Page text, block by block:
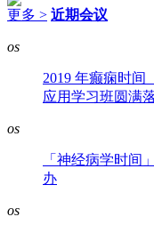
更多 > 近期会议
os
2019 年癫痫时间
应用学习班圆满
os
「神经病学时间
办
os